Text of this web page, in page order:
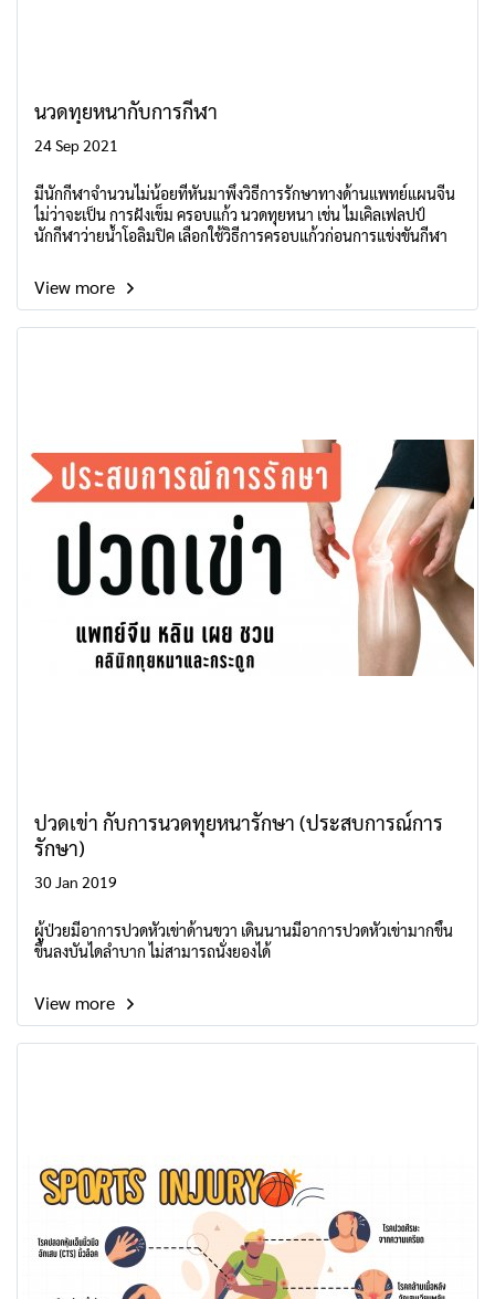
นวดทุยหนากับการกีฬา
24 Sep 2021
มีนักกีฬาจำนวนไม่น้อยที่หันมาพึ่งวิธีการรักษาทางด้านแพทย์แผนจีน
ไม่ว่าจะเป็น การฝังเข็ม ครอบแก้ว นวดทุยหนา เช่น ไมเคิลเฟลปป์
นักกีฬาว่ายน้ำโอลิมปิค เลือกใช้วิธีการครอบแก้วก่อนการแข่งขันกีฬา
View more
ปวดเข่า กับการนวดทุยหนารักษา (ประสบการณ์การ
รักษา)
30 Jan 2019
ผู้ป่วยมีอาการปวดหัวเข่าด้านขวา เดินนานมีอาการปวดหัวเข่ามากขึ้น
ขึ้นลงบันไดลำบาก ไม่สามารถนั่งยองได้
View more